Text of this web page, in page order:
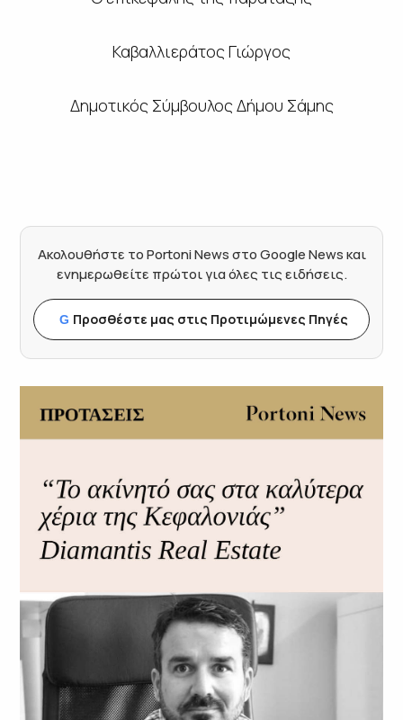
Καβαλλιεράτος Γιώργος
Δημοτικός Σύμβουλος Δήμου Σάμης
Ακολουθήστε το Portoni News στο Google News και
ενημερωθείτε πρώτοι για όλες τις ειδήσεις.
G Προσθέστε μας στις Προτιμώμενες Πηγές